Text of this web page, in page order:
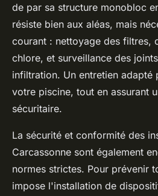
de par sa structure monobloc
résiste bien aux aléas, mais
courant : nettoyage des filtres,
chlore, et surveillance des
infiltration. Un entretien adapté
votre piscine, tout en assurant
sécuritaire.
La sécurité et conformité des
Carcassonne sont également
normes strictes. Pour prévenir
impose l'installation de